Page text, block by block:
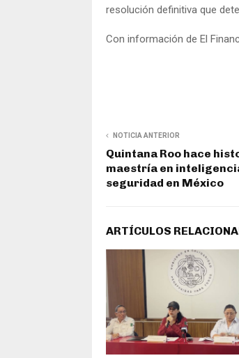
resolución definitiva que
Con información de El
NOTICIA ANTERIOR
Quintana Roo hace
maestría en
seguridad en México
ARTÍCULOS